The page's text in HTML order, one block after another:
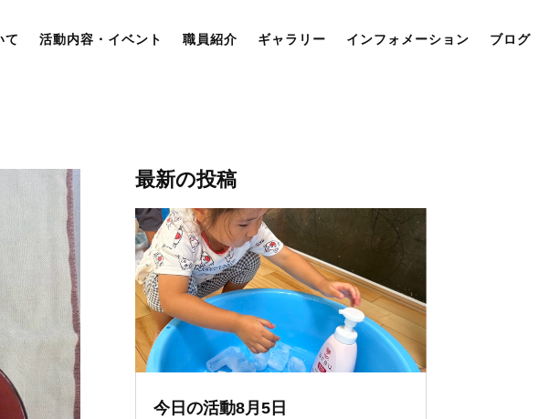
て 活動内容・イベント 職員紹介 ギャラリー インフォメーション ブログ
最新の投稿
今日の活動8月5日